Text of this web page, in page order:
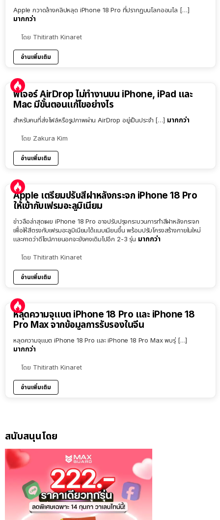
Apple กวาดล้างคลิปหลุด iPhone 18 Pro ที่ปรากฏบนโลกออนไล […]
มากกว่า
โดย Thitirath Kinaret
อ่านเพิ่มเติม
ฟีเจอร์ AirDrop ไม่ทำงานบน iPhone, iPad และ
Mac มีขั้นตอนแก้ไขอย่างไร
สำหรับคนที่ส่งไฟล์หรือรูปภาพผ่าน AirDrop อยู่เป็นประจำ […] มากกว่า
โดย Zakura Kim
อ่านเพิ่มเติม
Apple เตรียมปรับสีฝาหลังกระจก iPhone 18 Pro
ให้เข้ากับเฟรมอะลูมิเนียม
ข่าวลือล่าสุดเผย iPhone 18 Pro อาจปรับปรุงกระบวนการทำสีฝาหลังกระจก
เพื่อให้สีตรงกับเฟรมอะลูมิเนียมได้แนบเนียนขึ้น พร้อมปรับโครงสร้างภายในใหม่
และคาดว่าดีไซน์ภายนอกจะยังคงเดิมไปอีก 2-3 รุ่น มากกว่า
โดย Thitirath Kinaret
อ่านเพิ่มเติม
หลุดความจุแบต iPhone 18 Pro และ iPhone 18
Pro Max จากข้อมูลการรับรองในจีน
หลุดความจุแบต iPhone 18 Pro และ iPhone 18 Pro Max พบรุ่ […]
มากกว่า
โดย Thitirath Kinaret
อ่านเพิ่มเติม
สนับสนุนโดย